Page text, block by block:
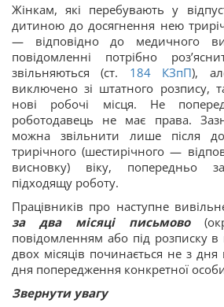
Жінкам, які перебувають у
дитиною до досягнення нею
— відповідно до медичного
повідомленні потрібно
звільняються (ст. 184 КЗпП),
виключено зі штатного розпису,
нові робочі місця. Не
роботодавець не має права.
можна звільнити лише після
трирічного (шестирічного —
висновку) віку, попередньо
підходящу роботу.
Працівників про наступне
за два місяці письмово
повідомленням або під розписку в
двох місяців починається не з
дня попередження конкретної
Звернути увагу